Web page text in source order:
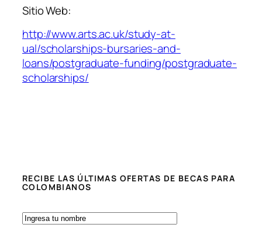
Sitio Web:
http://www.arts.ac.uk/study-at-
ual/scholarships-bursaries-and-
loans/postgraduate-funding/postgraduate-
scholarships/
RECIBE LAS ÚLTIMAS OFERTAS DE BECAS PARA
COLOMBIANOS